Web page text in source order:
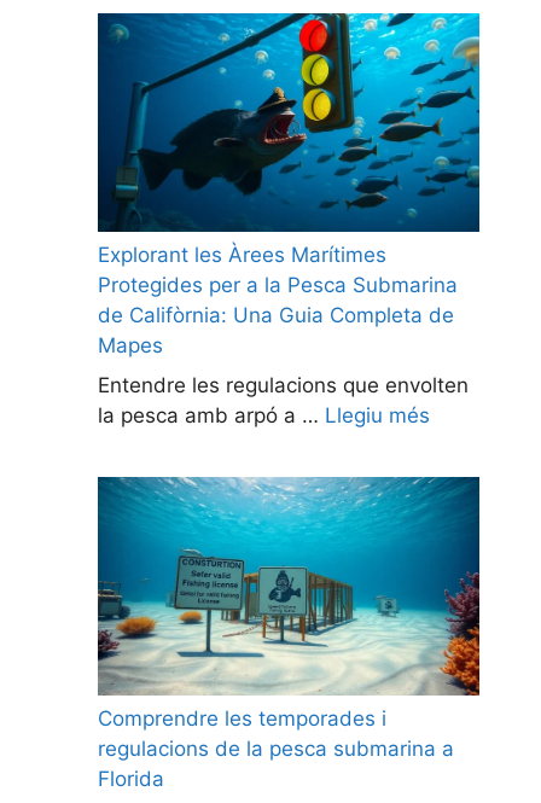
Explorant les Àrees Marítimes
Protegides per a la Pesca Submarina
de Califòrnia: Una Guia Completa de
Mapes
Entendre les regulacions que envolten
la pesca amb arpó a … Llegiu més
Comprendre les temporades i
regulacions de la pesca submarina a
Florida